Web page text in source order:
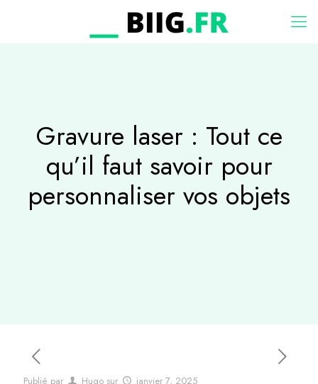
Gravure laser : Tout ce
qu’il faut savoir pour
personnaliser vos objets
Publié par Hugo sur janvier 7, 2025